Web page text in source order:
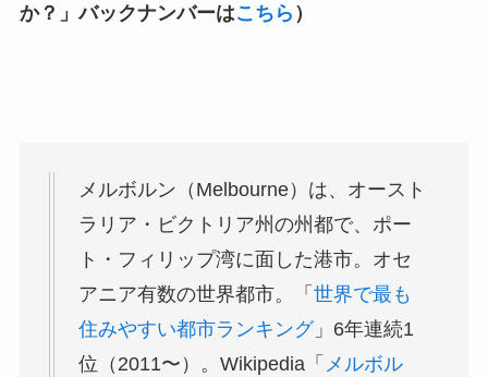
か？​」バックナンバーはこちら ）
メルボルン（Melbourne）は、オースト
ラリア・ビクトリア州の州都で、ポー
ト・フィリップ湾に面した港市。オセ
アニア有数の世界都市。「 世界で最も
住みやすい都市ランキング」6年連続1
位（2011〜）。Wikipedia「 メルボル